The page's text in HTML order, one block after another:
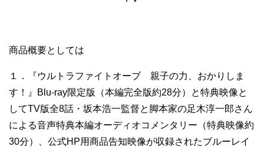
商品概要としては
１．『ウルトラファイトオーブ 親子の力、おかりしま
す！』Blu-ray限定版（本編完全版約28分）と特典映像と
してTV版全8話・坂本浩一監督と脚本家の足木淳一郎さん
による音声特典本編オーディオコメンタリー（特典映像約
30分）、公式HP用商品告知映像が収録されたブルーレイ